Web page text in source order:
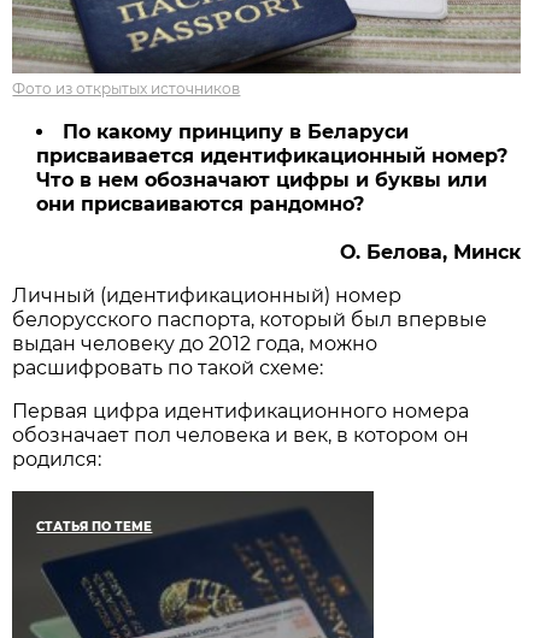
Фото из открытых источников
По какому принципу в Беларуси
присваивается идентификационный номер?
Что в нем обозначают цифры и буквы или
они присваиваются рандомно?
О. Белова, Минск
Личный (идентификационный) номер
белорусского паспорта, который был впервые
выдан человеку до 2012 года, можно
расшифровать по такой схеме:
Первая цифра идентификационного номера
обозначает пол человека и век, в котором он
родился:
СТАТЬЯ ПО ТЕМЕ